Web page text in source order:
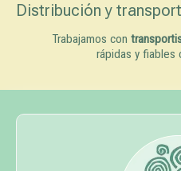
Distribución y
Trabajamos con
rápidas y fiables